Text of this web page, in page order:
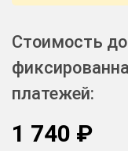
Стоимость
платежей:
1 740 ₽